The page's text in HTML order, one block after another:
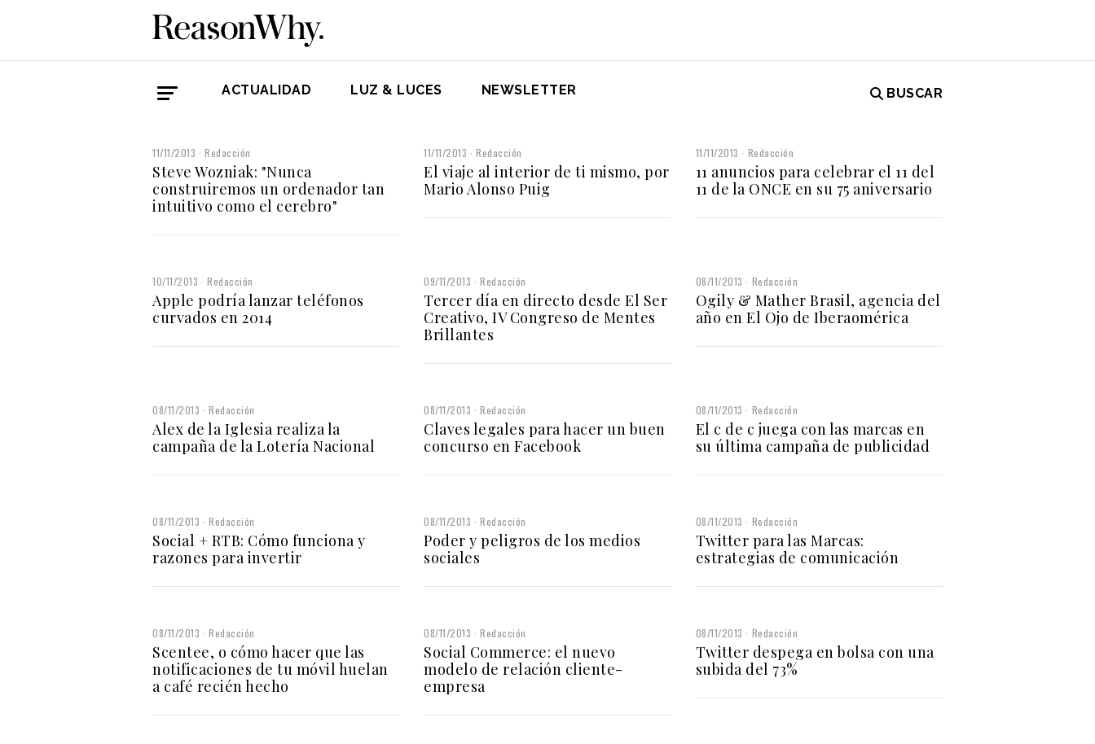
ACTUALIDAD LUZ & LUCES NEWSLETTER BUSCAR
11/11/2013 Redacción
Steve Wozniak: "Nunca
construiremos un ordenador tan
intuitivo como el cerebro"
11/11/2013 Redacción
El viaje al interior de ti mismo, por
Mario Alonso Puig
11/11/2013 Redacción
11 anuncios para celebrar el 11 del
11 de la ONCE en su 75 aniversario
10/11/2013 Redacción
Apple podría lanzar teléfonos
curvados en 2014
09/11/2013 Redacción
Tercer día en directo desde El Ser
Creativo, IV Congreso de Mentes
Brillantes
08/11/2013 Redacción
Ogily & Mather Brasil, agencia del
año en El Ojo de Iberaomérica
08/11/2013 Redacción
Alex de la Iglesia realiza la
campaña de la Lotería Nacional
08/11/2013 Redacción
Claves legales para hacer un buen
concurso en Facebook
08/11/2013 Redacción
El c de c juega con las marcas en
su última campaña de publicidad
08/11/2013 Redacción
Social + RTB: Cómo funciona y
razones para invertir
08/11/2013 Redacción
Poder y peligros de los medios
sociales
08/11/2013 Redacción
Twitter para las Marcas:
estrategias de comunicación
08/11/2013 Redacción
Scentee, o cómo hacer que las
notificaciones de tu móvil huelan
a café recién hecho
08/11/2013 Redacción
Social Commerce: el nuevo
modelo de relación cliente-
empresa
08/11/2013 Redacción
Twitter despega en bolsa con una
subida del 73%